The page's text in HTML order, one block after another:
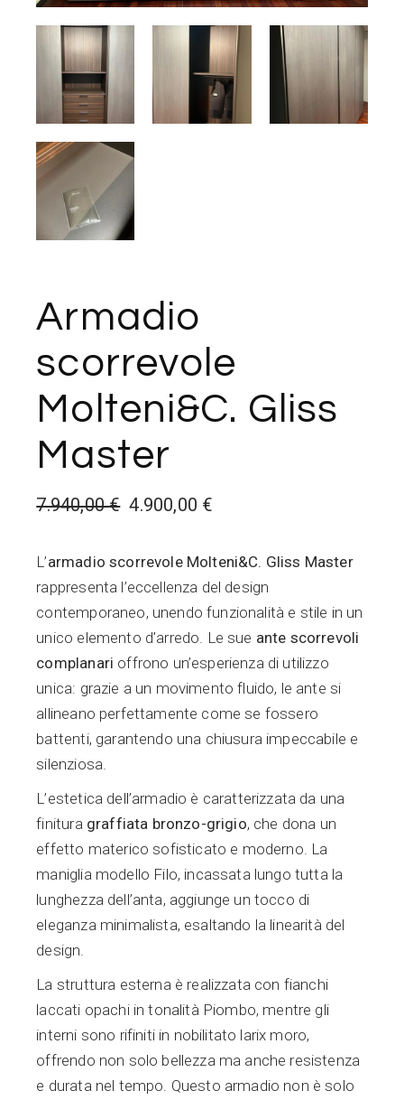
Armadio
scorrevole
Molteni&C. Gliss
Master
7.940,00€
Il
era:
7.940,00 €.
4.900,00 €
Il
è:
4.900,00 €.
L’armadio scorrevole Molteni&C. Gliss Master
rappresenta l’eccellenza del design
contemporaneo, unendo funzionalità e stile in un
unico elemento d’arredo. Le sue ante scorrevoli
complanari offrono un’esperienza di utilizzo
unica: grazie a un movimento fluido, le ante si
allineano perfettamente come se fossero
battenti, garantendo una chiusura impeccabile e
silenziosa.
L’estetica dell’armadio è caratterizzata da una
finitura graffiata bronzo-grigio, che dona un
effetto materico sofisticato e moderno. La
maniglia modello Filo, incassata lungo tutta la
lunghezza dell’anta, aggiunge un tocco di
eleganza minimalista, esaltando la linearità del
design.
La struttura esterna è realizzata con fianchi
laccati opachi in tonalità Piombo, mentre gli
interni sono rifiniti in nobilitato larix moro,
offrendo non solo bellezza ma anche resistenza
e durata nel tempo. Questo armadio non è solo